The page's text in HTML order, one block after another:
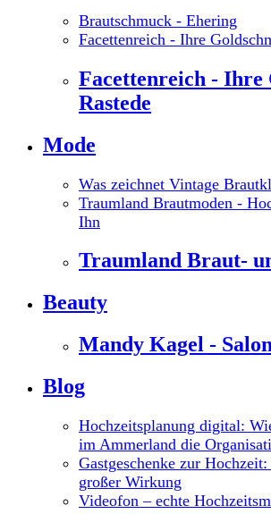
Brautschmuck - Ehering
Facettenreich - Ihre
Facettenreich - Ihre
Rastede
Mode
Was zeichnet Vintage
Traumland Brautmoden -
Ihn
Traumland Braut-
Beauty
Mandy Kagel -
Blog
Hochzeitsplanung digital:
im Ammerland die
Gastgeschenke zur
großer Wirkung
Videofon – echte